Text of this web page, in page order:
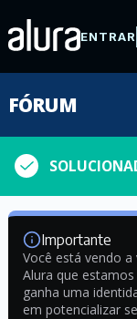
ENTRAR
FÓRUM
Importante
Você está vendo
Alura que
ganha uma
em potencializar